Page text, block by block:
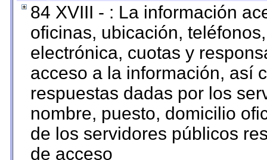
84 XVIII - : La información
oficinas, ubicación,
electrónica, cuotas y
acceso a la información, así
respuestas dadas por los
nombre, puesto, domicilio
de los servidores públicos
de acceso